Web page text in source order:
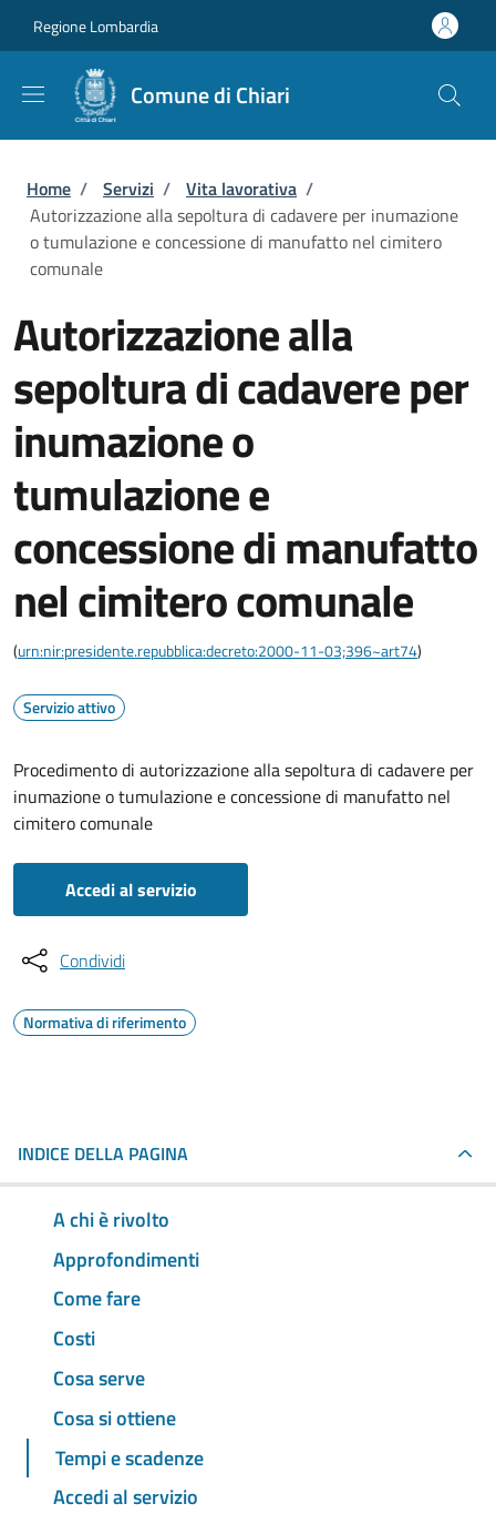
Regione Lombardia
Comune di Chiari
Briciole di pane
Home / Servizi / Vita lavorativa /
Autorizzazione alla sepoltura di cadavere per inumazione
o tumulazione e concessione di manufatto nel cimitero
comunale
Autorizzazione alla
sepoltura di cadavere per
inumazione o
tumulazione e
concessione di manufatto
nel cimitero comunale
(urn:nir:presidente.repubblica:decreto:2000-11-03;396~art74)
Servizio attivo
Procedimento di autorizzazione alla sepoltura di cadavere per
inumazione o tumulazione e concessione di manufatto nel
cimitero comunale
Accedi al servizio
Condividi
Normativa di riferimento
INDICE DELLA PAGINA
A chi è rivolto
Approfondimenti
Come fare
Costi
Cosa serve
Cosa si ottiene
Tempi e scadenze
Accedi al servizio